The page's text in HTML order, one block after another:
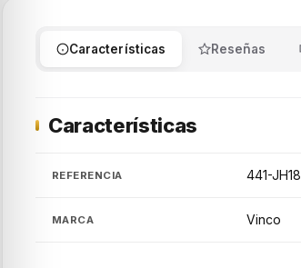
Características Reseñas
Características
REFERENCIA 441-JH18
MARCA Vinco